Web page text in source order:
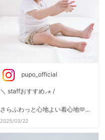
pupo_official
＼ staffおすすめ⸝⋆ /
さらふわっと心地よい着心地🫶
春夏秋 ロングシーズン大活躍の
2025/03/22